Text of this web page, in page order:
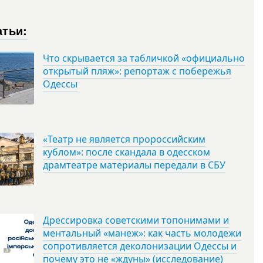
Что скрывается за табличкой «официально
открытый пляж»: репортаж с побережья
Одессы
«Театр не является пророссийским
кублом»: после скандала в одесском
драмтеатре материалы передали в СБУ
Дрессировка советскими топонимами и
ментальный «манеж»: как часть молодежи
сопротивляется деколонизации Одессы и
почему это не «ждуны» (исследование)